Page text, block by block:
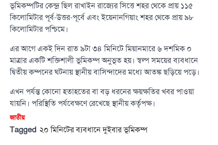
ভূমিকম্পটির কেন্দ্র ছিল রাখাইন রাজ্যের সিত্তে শহর থেকে প্রায় ১১৫
কিলোমিটার পূর্ব-উত্তর-পূর্বে এবং ইয়েনানগিয়াং শহর থেকে প্রায় ৯৮
কিলোমিটার পশ্চিমে।
এর আগে একই দিন রাত ৯টা ৩৪ মিনিটে মিয়ানমারে ৬ দশমিক ০
মাত্রার একটি শক্তিশালী ভূমিকম্প অনুভূত হয়। স্বল্প সময়ের ব্যবধানে
দ্বিতীয় কম্পনের ঘটনায় স্থানীয় বাসিন্দাদের মধ্যে আতঙ্ক ছড়িয়ে পড়ে।
এখন পর্যন্ত কোনো হতাহতের বা বড় ধরনের ক্ষয়ক্ষতির খবর পাওয়া
যায়নি। পরিস্থিতি পর্যবেক্ষণে রেখেছে স্থানীয় কর্তৃপক্ষ।
জাতীয়
Tagged ২০ মিনিটের ব্যবধানে দুইবার ভূমিকম্প